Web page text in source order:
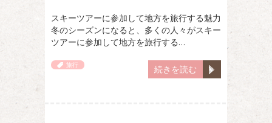
スキーツアーに参加して地方を旅行する魅力
冬のシーズンになると、多くの人々がスキー
ツアーに参加して地方を旅行する…
続きを読む
旅行